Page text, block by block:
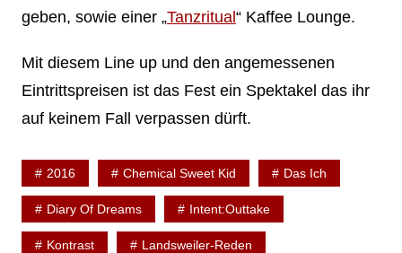
geben, sowie einer „Tanzritual“ Kaffee Lounge.
Mit diesem Line up und den angemessenen
Eintrittspreisen ist das Fest ein Spektakel das ihr
auf keinem Fall verpassen dürft.
2016 Chemical Sweet Kid Das Ich
Diary Of Dreams Intent:Outtake
Kontrast Landsweiler-Reden